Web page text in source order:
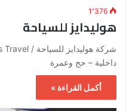
1٬376
هوليدايز للسياحة
داخلية – حج وعمرة
أكمل القراءة »